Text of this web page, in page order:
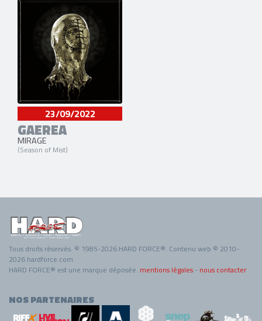
23/09/2022
GAEREA
MIRAGE
(Season of Mist)
Tous droits réservés. © 1985-2026 HARD FORCE®. Contenu web © 2010-
2026 hardforce.com
HARD FORCE® est une marque déposée. mentions légales - nous contacter
NOS PARTENAIRES